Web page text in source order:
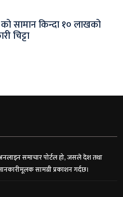
सामान किन्दा १० लाखको
चिट्टा
समाचार पोर्टल हो, जसले देश तथा
सामग्री प्रकाशन गर्दछ।